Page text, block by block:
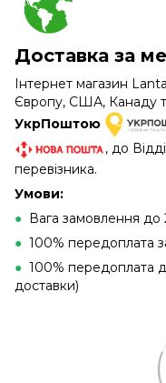
Доставка за
Інтернет магазин
Європу, США, Канаду та
УкрПоштою
, до
перевізника.
Умови:
● Вага замовлення до
● 100% передоплата
● 100% передоплата
доставки)